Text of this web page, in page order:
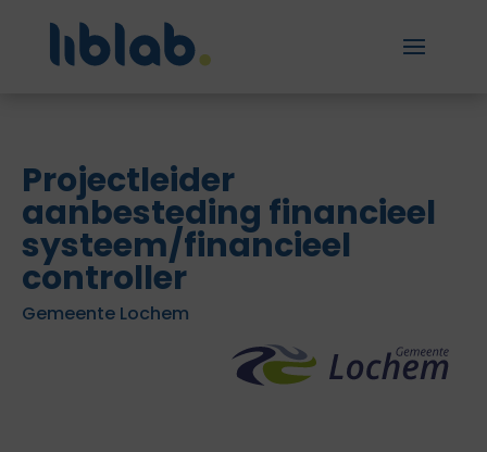
Projectleider
aanbesteding financieel
systeem/financieel
controller
Gemeente Lochem